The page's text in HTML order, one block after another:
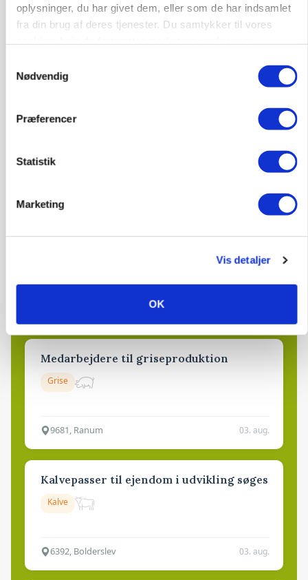
oplysninger, du har givet dem, eller som de har indsamlet
fra din brug af deres tjenester. Du samtykker til vores
Nødvendig
Præferencer
Statistik
Marketing
Vis detaljer
OK
Trainee placement Ringkøbing
Grise
06. aug.
Rørlægger / håndmand søges til
Lastbilchauffør søges til Henrik Haves
Medarbejdere til griseproduktion
Grise
9681, Ranum 03. aug.
Kalvepasser til ejendom i udvikling søges
Kalve
6392, Bolderslev 03. aug.